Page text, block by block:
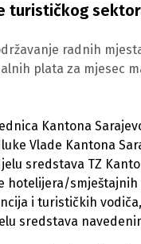
turističkog
radnih
plata za mjesec
Kantona
Vlade Kantona
sredstava TZ
hotelijera/smještajnih
i turističkih
sredstava